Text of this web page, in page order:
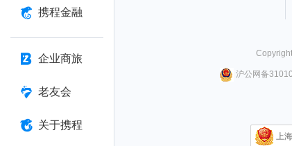
携程金融
企业商旅
老友会
关于携程
沪公网备
上